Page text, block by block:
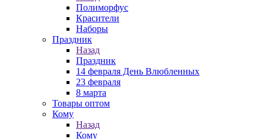
Полиморфус
Красители
Наборы
Праздник
Назад
Праздник
14 февраля День Влюбленных
23 февраля
8 марта
Товары оптом
Кому
Назад
Кому